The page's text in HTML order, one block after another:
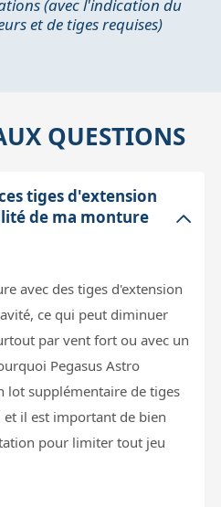
(avec l'indication du
et de tiges requises)
QUESTIONS
tiges d'extension
de ma monture
avec des tiges d'extension
ce qui peut diminuer
par vent fort ou avec un
Pegasus Astro
lot supplémentaire de tiges
il est important de bien
pour limiter tout jeu